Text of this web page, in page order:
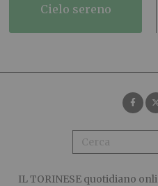
cielo sereno
IL TORINESE quotidiano